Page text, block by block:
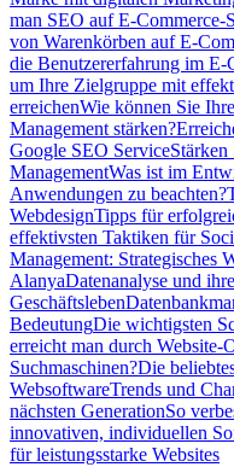
man SEO auf E-Commerce-
von Warenkörben auf E-
die Benutzererfahrung im E-
um Ihre Zielgruppe mit
erreichenWie können Sie
Management stärken?
Google SEO Service
ManagementWas ist im
Anwendungen zu beachten?
WebdesignTipps für
effektivsten Taktiken für
Management: Strategisches
AlanyaDatenanalyse und
Geschäftsleben
BedeutungDie wichtigsten
erreicht man durch Website-
Suchmaschinen?Die
WebsoftwareTrends und
nächsten GenerationSo
innovativen, individuellen
für leistungsstarke Websites